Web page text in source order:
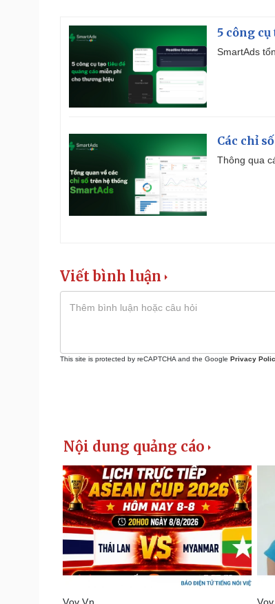
5 công
SmartAds
Các chỉ
Thông qua
Viết bình luận
This site is protected by reCAPTCHA and the Google Privacy